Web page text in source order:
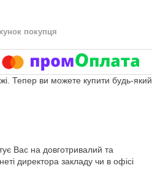
покупця
Тепер ви можете купити будь-який
Вас на довготривалий та
директора закладу чи в офісі